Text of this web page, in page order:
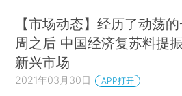
【市场动态】经历了动荡
周之后 中国经济复苏料提振
新兴市场
2021年03月30日 APP打开